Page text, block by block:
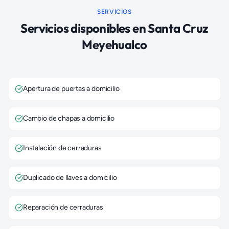
SERVICIOS
Servicios disponibles enSanta Cruz
Meyehualco
Apertura de puertas a domicilio
Cambio de chapas a domicilio
Instalación de cerraduras
Duplicado de llaves a domicilio
Reparación de cerraduras